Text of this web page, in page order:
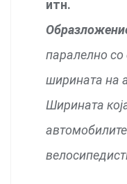
итн.
паралелно со
ширината на
Ширината